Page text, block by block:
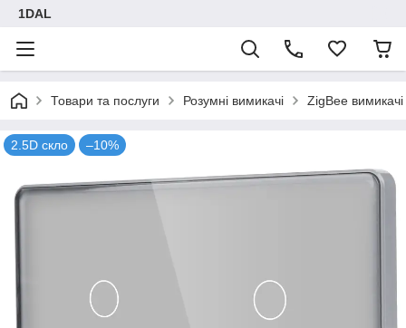
1DAL
Товари та послуги Розумні вимикачі ZigBee вимикачі
2.5D скло –10%